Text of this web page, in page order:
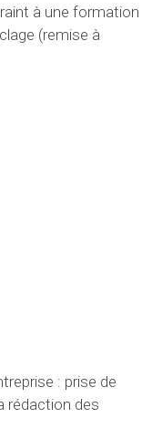
à une formation
(remise à
: prise de
rédaction des